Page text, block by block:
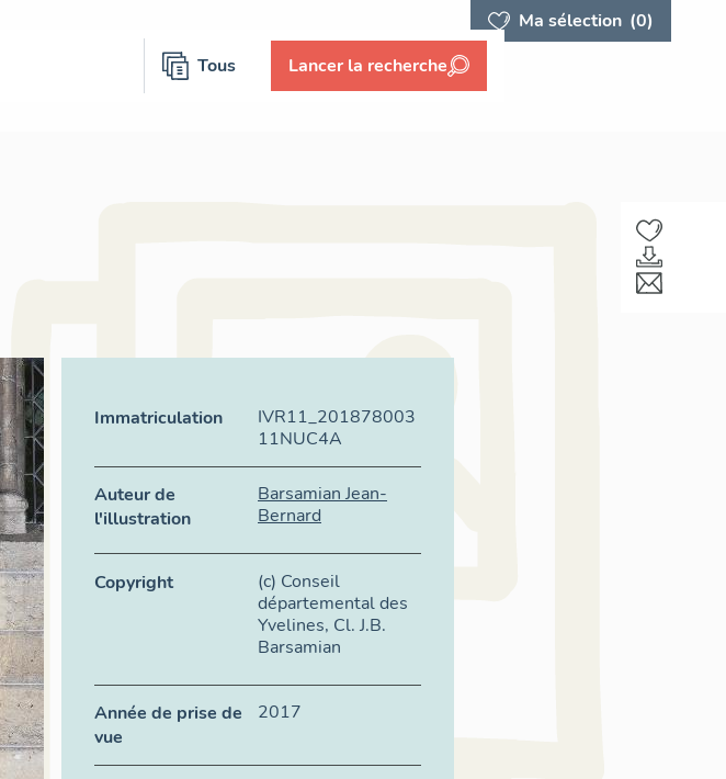
Ma sélection (0)
Tous Lancer la recherche
Immatriculation
IVR11_201878003
11NUC4A
Auteur de
l'illustration
Barsamian Jean-
Bernard
Copyright
(c) Conseil
départemental des
Yvelines, Cl. J.B.
Barsamian
Année de prise de
vue
2017